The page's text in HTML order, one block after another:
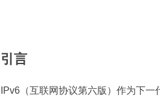
引言
IPv6（互联网协议第六版）作为下